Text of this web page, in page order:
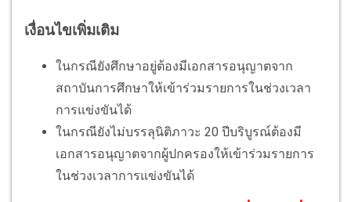
เงื่อนไขเพิ่มเติม
ในกรณียังศึกษาอยู่ต้องมีเอกสารอนุญาตจาก
สถาบันการศึกษาให้เข้าร่วมรายการในช่วงเวลา
การแข่งขันได้
ในกรณียังไม่บรรลุนิติภาวะ 20 ปีบริบูรณ์ต้องมี
เอกสารอนุญาตจากผู้ปกครองให้เข้าร่วมรายการ
ในช่วงเวลาการแข่งขันได้